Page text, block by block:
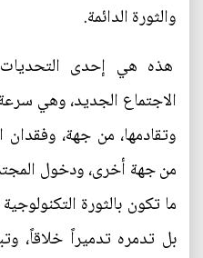
والثورة الدائمة.
هذه هي إحدى التحديات
الاجتماع الجديد، وهي
وتقادمها، من جهة، وفقدان
من جهة أخرى، ودخول
ما تكون بالثورة
بل تدمره تدميراً خلاقاً،